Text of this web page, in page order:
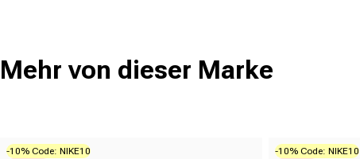
Mehr von dieser Marke
-10% Code: NIKE10
-10% Code: NIKE10